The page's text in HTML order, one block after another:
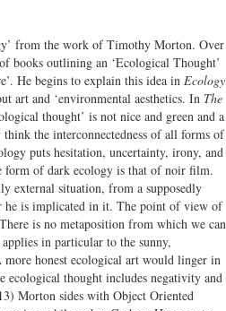
from the work of Timothy Morton. Over
books outlining an ‘Ecological Thought’
He begins to explain this idea in Ecology
art and ‘environmental aesthetics. In The
thought’ is not nice and green and a
the interconnectedness of all forms of
puts hesitation, uncertainty, irony, and
form of dark ecology is that of noir film.
external situation, from a supposedly
he is implicated in it. The point of view of
is no metaposition from which we can
in particular to the sunny,
honest ecological art would linger in
thought includes negativity and
Morton sides with Object Oriented